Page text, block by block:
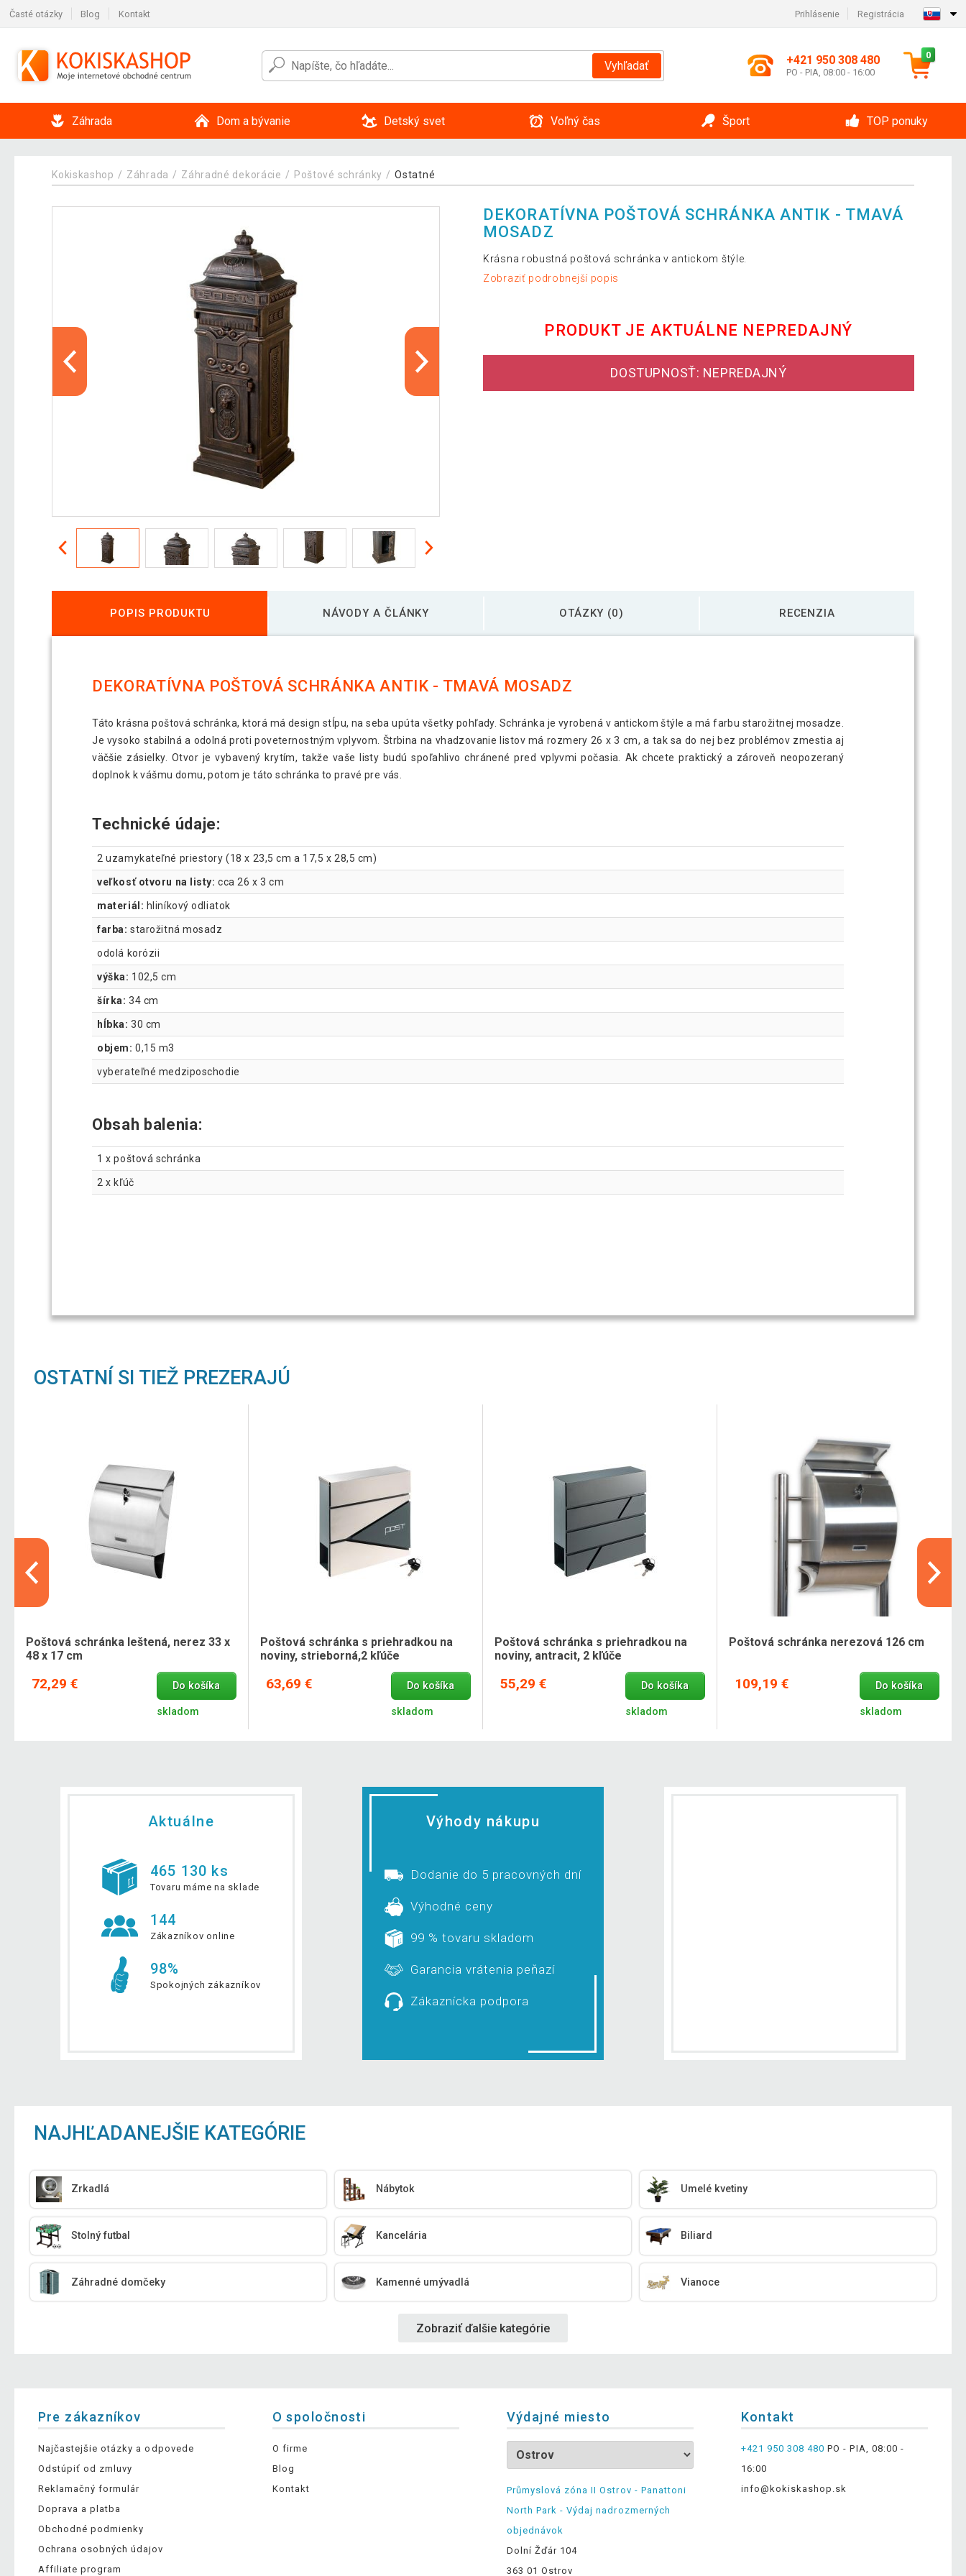
Časté otázky Blog Kontakt Prihlásenie Registrácia
Vyhľadať +421 950 308 480
PO - PIA, 08:00 - 16:00
0
Záhrada Dom a bývanie Detský svet Voľný čas Šport TOP ponuky
Kokiskashop Záhrada Záhradné dekorácie Poštové schránky Ostatné
DEKORATÍVNA POŠTOVÁ SCHRÁNKA ANTIK - TMAVÁ
MOSADZ
Krásna robustná poštová schránka v antickom štýle.
Zobraziť podrobnejší popis
PRODUKT JE AKTUÁLNE NEPREDAJNÝ
DOSTUPNOSŤ: NEPREDAJNÝ
POPIS PRODUKTU NÁVODY A ČLÁNKY OTÁZKY (0) RECENZIA
DEKORATÍVNA POŠTOVÁ SCHRÁNKA ANTIK - TMAVÁ MOSADZ
Táto krásna poštová schránka, ktorá má design stĺpu, na seba upúta všetky pohľady. Schránka je vyrobená v antickom štýle a má farbu starožitnej mosadze.
Je vysoko stabilná a odolná proti poveternostným vplyvom. Štrbina na vhadzovanie listov má rozmery 26 x 3 cm, a tak sa do nej bez problémov zmestia aj
väčšie zásielky. Otvor je vybavený krytím, takže vaše listy budú spoľahlivo chránené pred vplyvmi počasia. Ak chcete praktický a zároveň neopozeraný
doplnok k vášmu domu, potom je táto schránka to pravé pre vás.
Technické údaje:
2 uzamykateľné priestory (18 x 23,5 cm a 17,5 x 28,5 cm)
veľkosť otvoru na listy: cca 26 x 3 cm
materiál: hliníkový odliatok
farba: starožitná mosadz
odolá korózii
výška: 102,5 cm
šírka: 34 cm
hĺbka: 30 cm
objem: 0,15 m3
vyberateľné medziposchodie
Obsah balenia:
1 x poštová schránka
2 x kľúč
OSTATNÍ SI TIEŽ PREZERAJÚ
Poštová schránka leštená, nerez 33 x
48 x 17 cm
72,29 € Do košíka
skladom
Poštová schránka s priehradkou na
noviny, strieborná,2 kľúče
63,69 € Do košíka
skladom
Poštová schránka s priehradkou na
noviny, antracit, 2 kľúče
55,29 € Do košíka
skladom
Poštová schránka nerezová 126 cm
109,19 € Do košíka
skladom
Aktuálne
465 130 ks
Tovaru máme na sklade
144
Zákazníkov online
98%
Spokojných zákazníkov
Výhody nákupu
Dodanie do 5 pracovných dní
Výhodné ceny
99 % tovaru skladom
Garancia vrátenia peňazí
Zákaznícka podpora
NAJHĽADANEJŠIE KATEGÓRIE
Zrkadlá Nábytok Umelé kvetiny
Stolný futbal Kancelária Biliard
Záhradné domčeky Kamenné umývadlá Vianoce
Zobraziť ďalšie kategórie
Pre zákazníkov
Najčastejšie otázky a odpovede
Odstúpiť od zmluvy
Reklamačný formulár
Doprava a platba
Obchodné podmienky
Ochrana osobných údajov
Affiliate program
O spoločnosti
O firme
Blog
Kontakt
Výdajné miesto
Průmyslová zóna II Ostrov - Panattoni
North Park - Výdaj nadrozmerných
objednávok
Dolní Žďár 104
363 01 Ostrov
Kontakt
+421 950 308 480 PO - PIA, 08:00 -
16:00
info@kokiskashop.sk